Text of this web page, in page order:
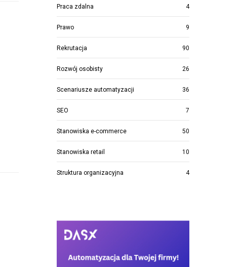
Praca zdalna 4
Prawo 9
Rekrutacja 90
Rozwój osobisty 26
Scenariusze automatyzacji 36
SEO 7
Stanowiska e-commerce 50
Stanowiska retail 10
Struktura organizacyjna 4